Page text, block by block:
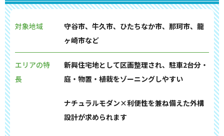
対象地域
守谷市、牛久市、ひたちなか市、那珂市、龍
ヶ崎市など
エリアの特
長
新興住宅地として区画整理され、駐車2台分・
庭・物置・植栽をゾーニングしやすい
ナチュラルモダン×利便性を兼ね備えた外構
設計が求められます